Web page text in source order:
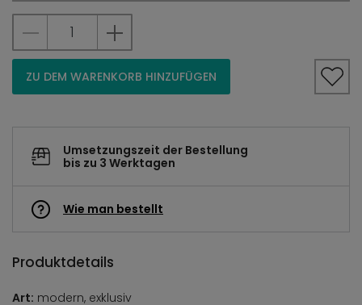
ZU DEM WARENKORB HINZUFÜGEN
Umsetzungszeit der Bestellung
bis zu 3 Werktagen
Wie man bestellt
Produktdetails
Art: modern, exklusiv